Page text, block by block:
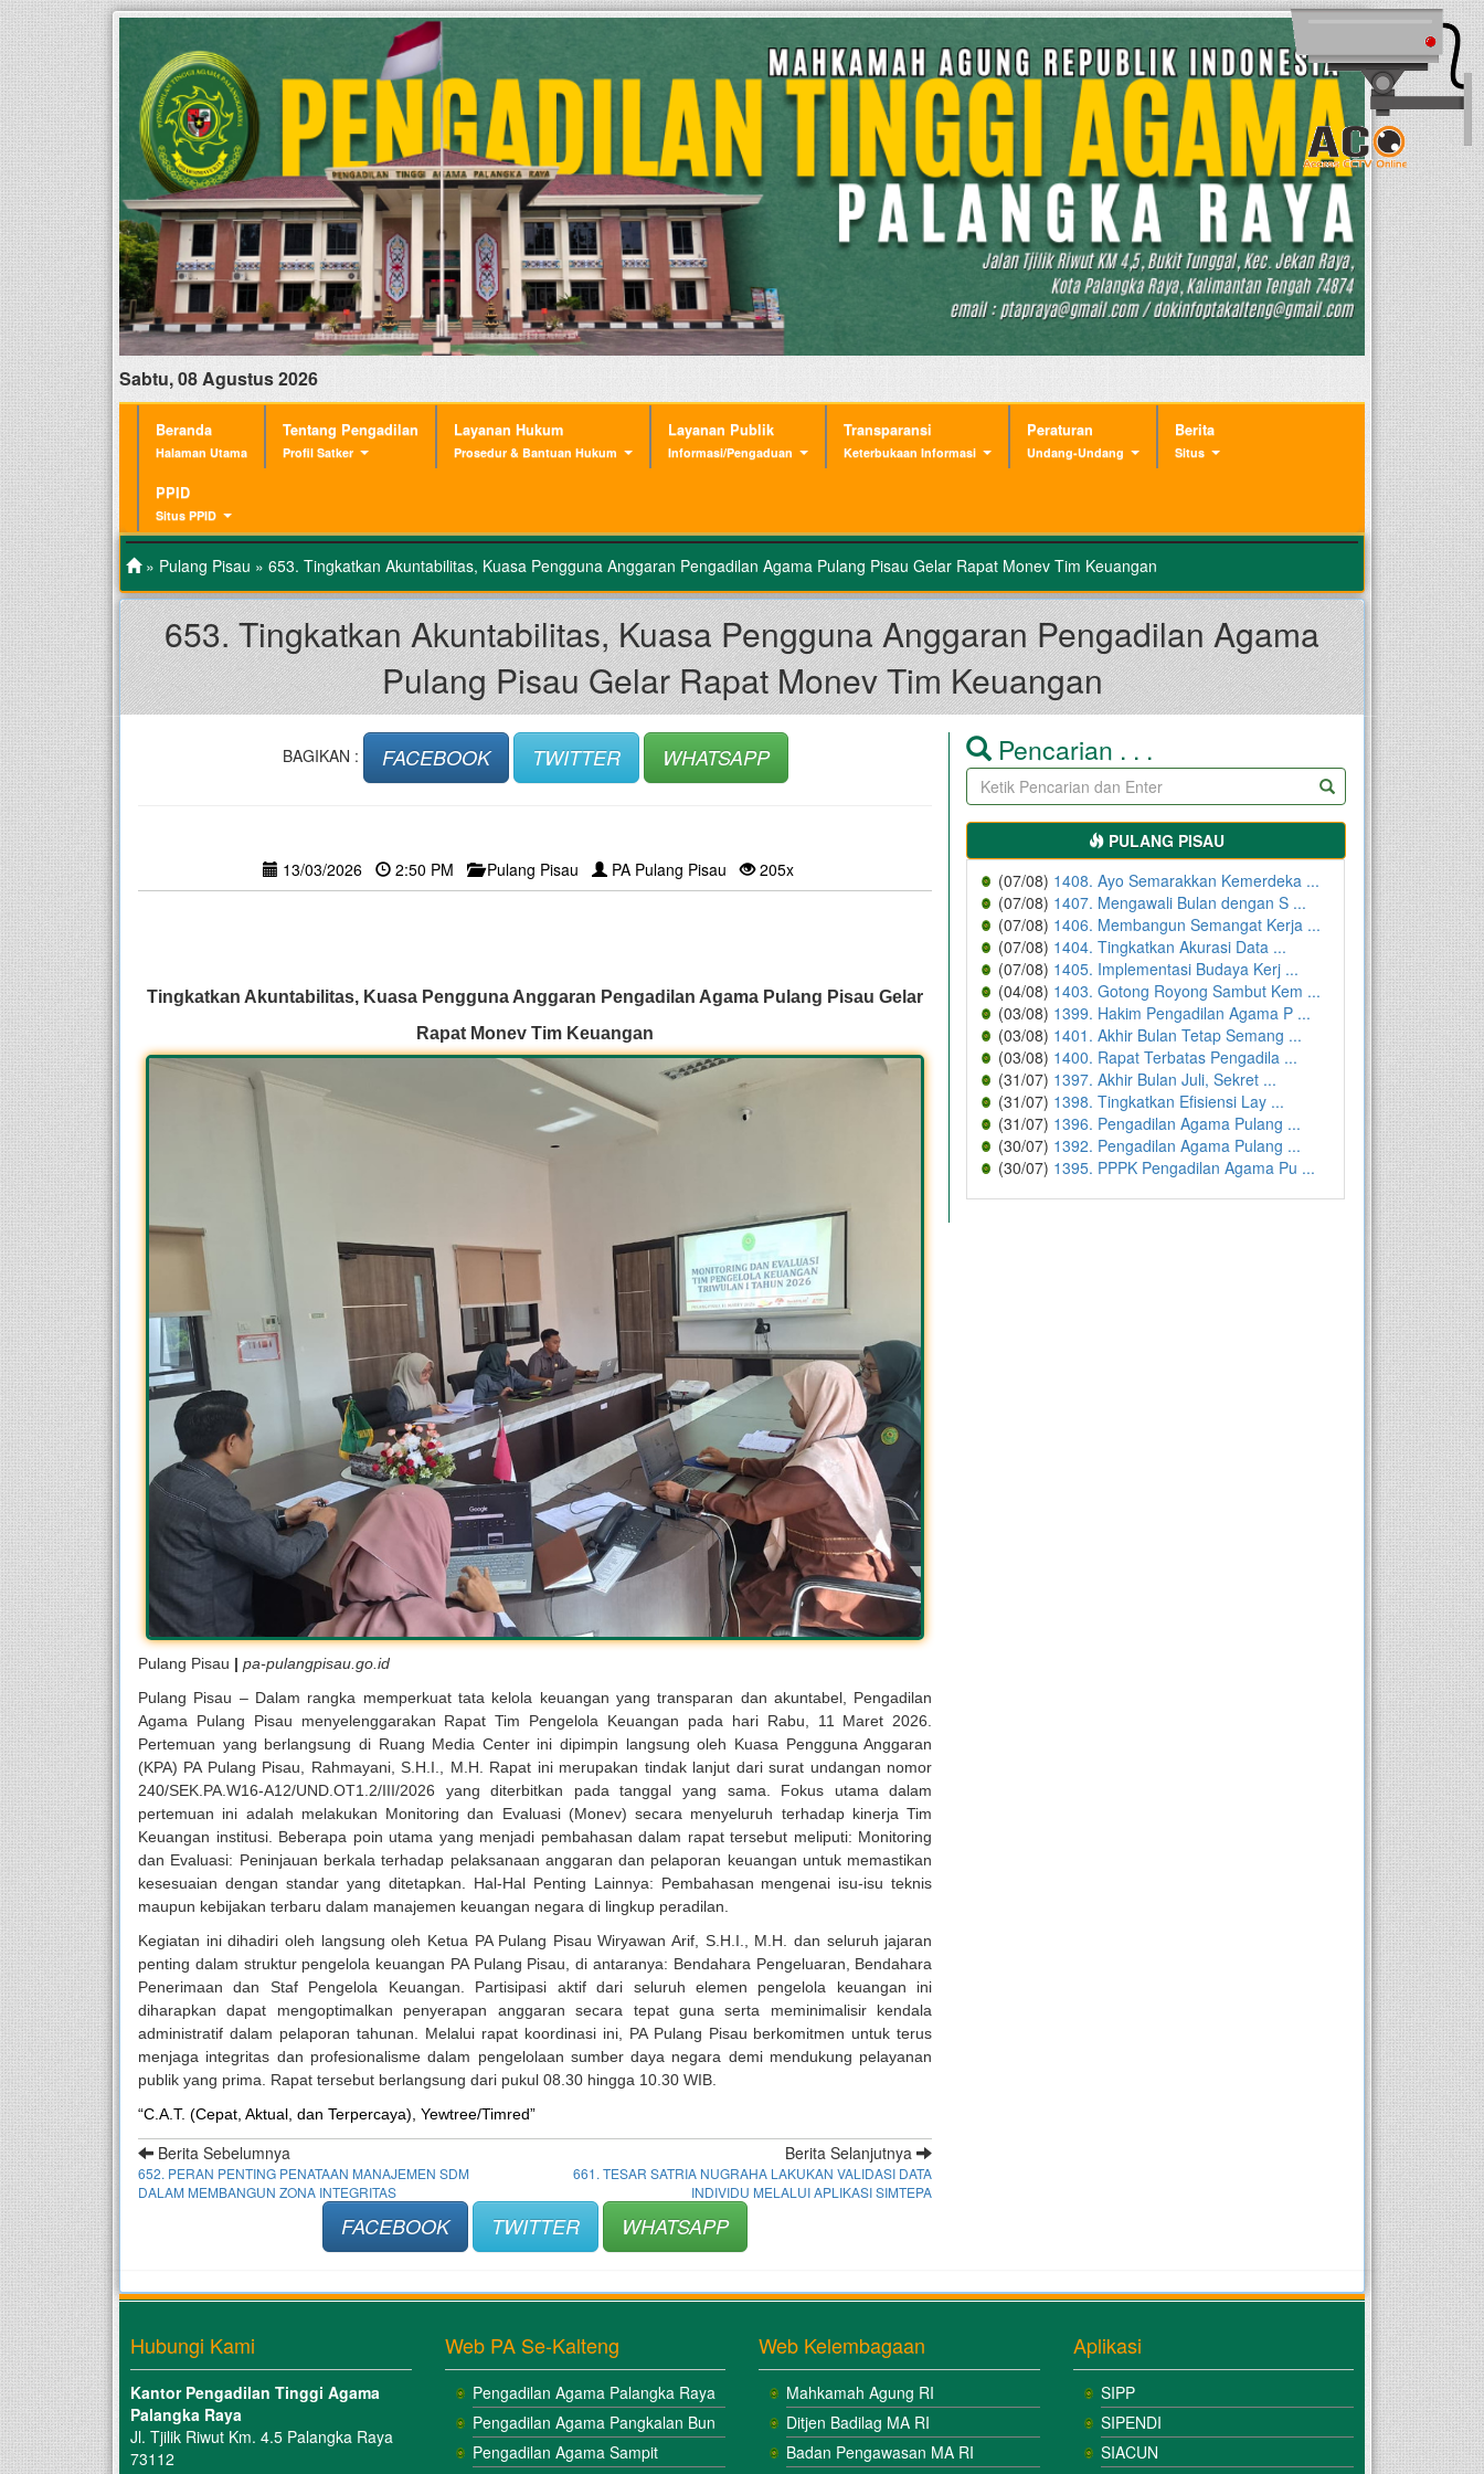
Sabtu, 08 Agustus 2026
Beranda
Halaman Utama
Tentang Pengadilan
Profil Satker
Layanan Hukum
Prosedur & Bantuan Hukum
Layanan Publik
Informasi/Pengaduan
Transparansi
Keterbukaan Informasi
Peraturan
Undang-Undang
Berita
Situs
PPID
Situs PPID
» Pulang Pisau » 653. Tingkatkan Akuntabilitas, Kuasa Pengguna Anggaran Pengadilan Agama Pulang Pisau Gelar Rapat Monev Tim Keuangan
653. Tingkatkan Akuntabilitas, Kuasa Pengguna Anggaran Pengadilan Agama
Pulang Pisau Gelar Rapat Monev Tim Keuangan
BAGIKAN : FACEBOOK TWITTER WHATSAPP
13/03/2026 2:50 PM Pulang Pisau PA Pulang Pisau
205x
Tingkatkan Akuntabilitas, Kuasa Pengguna Anggaran Pengadilan Agama Pulang Pisau Gelar
Rapat Monev Tim Keuangan
Pulang Pisau | pa-pulangpisau.go.id
Pulang Pisau – Dalam rangka memperkuat tata kelola keuangan yang transparan dan akuntabel, Pengadilan
Agama Pulang Pisau menyelenggarakan Rapat Tim Pengelola Keuangan pada hari Rabu, 11 Maret 2026
Pertemuan yang berlangsung di Ruang Media Center ini dipimpin langsung oleh Kuasa Pengguna Anggaran
(KPA) PA Pulang Pisau, Rahmayani, S.H.I., M.H. Rapat ini merupakan tindak lanjut dari surat undangan nomor
240/SEK.PA.W16-A12/UND.OT1.2/III/2026 yang diterbitkan pada tanggal yang sama
Fokus utama dalam
pertemuan ini adalah melakukan Monitoring dan Evaluasi (Monev) secara menyeluruh terhadap kinerja Tim
Keuangan institusi. Beberapa poin utama yang menjadi pembahasan dalam rapat tersebut meliputi: Monitoring
dan Evaluasi: Peninjauan berkala terhadap pelaksanaan anggaran dan pelaporan keuangan untuk memastikan
kesesuaian dengan standar yang ditetapkan
Hal-Hal Penting Lainnya: Pembahasan mengenai isu-isu teknis
maupun kebijakan terbaru dalam manajemen keuangan negara di lingkup peradilan
Kegiatan ini dihadiri oleh langsung oleh Ketua PA Pulang Pisau Wiryawan Arif, S.H.I., M.H. dan seluruh jajaran
penting dalam struktur pengelola keuangan PA Pulang Pisau, di antaranya: Bendahara Pengeluaran, Bendahara
Penerimaan dan Staf Pengelola Keuangan. Partisipasi aktif dari seluruh elemen pengelola keuangan ini
diharapkan dapat mengoptimalkan penyerapan anggaran secara tepat guna serta meminimalisir kendala
administratif dalam pelaporan tahunan
Melalui rapat koordinasi ini, PA Pulang Pisau berkomitmen untuk terus
menjaga integritas dan profesionalisme dalam pengelolaan sumber daya negara demi mendukung pelayanan
publik yang prima . Rapat tersebut berlangsung dari pukul 08.30 hingga 10.30 WIB.
“C.A.T. (Cepat, Aktual, dan Terpercaya), Yewtree/Timred”
Berita Sebelumnya
652. PERAN PENTING PENATAAN MANAJEMEN SDM
DALAM MEMBANGUN ZONA INTEGRITAS
Berita Selanjutnya
661. TESAR SATRIA NUGRAHA LAKUKAN VALIDASI DATA
INDIVIDU MELALUI APLIKASI SIMTEPA
FACEBOOK TWITTER WHATSAPP
Pencarian . . .
PULANG PISAU
(07/08) 1408. Ayo Semarakkan Kemerdeka ...
(07/08) 1407. Mengawali Bulan dengan S ...
(07/08) 1406. Membangun Semangat Kerja ...
(07/08) 1404. Tingkatkan Akurasi Data ...
(07/08) 1405. Implementasi Budaya Kerj ...
(04/08) 1403. Gotong Royong Sambut Kem ...
(03/08) 1399. Hakim Pengadilan Agama P ...
(03/08) 1401. Akhir Bulan Tetap Semang ...
(03/08) 1400. Rapat Terbatas Pengadila ...
(31/07) 1397. Akhir Bulan Juli, Sekret ...
(31/07) 1398. Tingkatkan Efisiensi Lay ...
(31/07) 1396. Pengadilan Agama Pulang ...
(30/07) 1392. Pengadilan Agama Pulang ...
(30/07) 1395. PPPK Pengadilan Agama Pu ...
Hubungi Kami
Kantor Pengadilan Tinggi Agama
Palangka Raya
Jl. Tjilik Riwut Km. 4.5 Palangka Raya
73112
Web PA Se-Kalteng
Pengadilan Agama Palangka Raya
Pengadilan Agama Pangkalan Bun
Pengadilan Agama Sampit
Web Kelembagaan
Mahkamah Agung RI
Ditjen Badilag MA RI
Badan Pengawasan MA RI
Aplikasi
SIPP
SIPENDI
SIACUN